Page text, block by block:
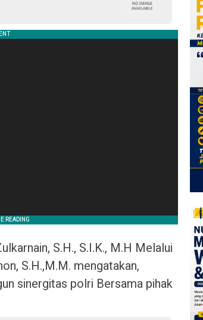
S.H., S.I.K., M.H Melalui
S.H.,M.M. mengatakan,
sinergitas polri Bersama pihak